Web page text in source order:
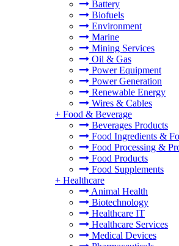
Battery
Biofuels
Environment
Marine
Mining Services
Oil & Gas
Power Equipment
Power Generation
Renewable Energy
Wires & Cables
+ Food & Beverage
Beverages Products
Food Ingredients &
Food Processing &
Food Products
Food Supplements
+ Healthcare
Animal Health
Biotechnology
Healthcare IT
Healthcare Services
Medical Devices